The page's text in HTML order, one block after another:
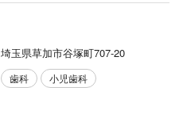
埼玉県草加市谷塚町707-20
歯科 小児歯科